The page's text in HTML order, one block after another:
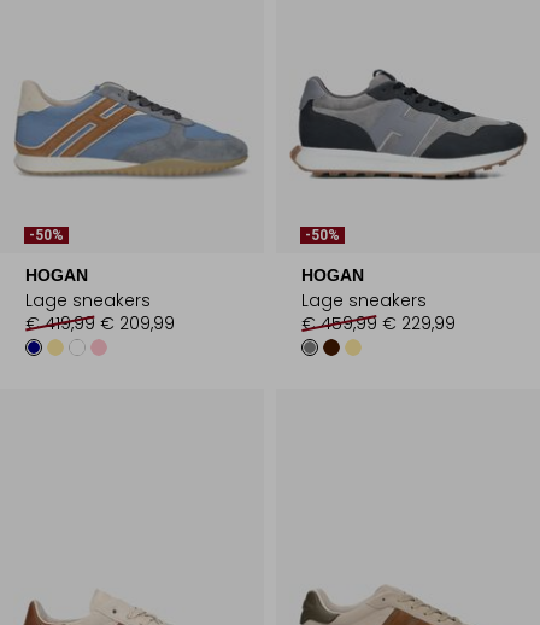
-50%
HOGAN
Lage sneakers
€ 419,99 € 209,99
-50%
HOGAN
Lage sneakers
€ 459,99 € 229,99